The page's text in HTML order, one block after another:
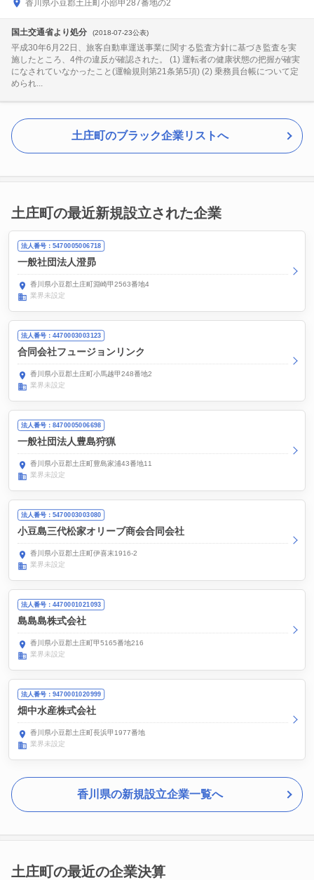
香川県小豆郡土庄町小部甲287番地の2
国土交通省より処分 (2018-07-23公表)
平成30年6月22日、旅客自動車運送事業に関する監査方針に基づき監査を実
施したところ、4件の違反が確認された。 (1) 運転者の健康状態の把握が確実
になされていなかったこと(運輸規則第21条第5項) (2) 乗務員台帳について定
められ...
土庄町のブラック企業リストへ
土庄町の最近新規設立された企業
法人番号：5470005006718
一般社団法人澄昴
香川県小豆郡土庄町淵崎甲2563番地4
業界未設定
法人番号：4470003003123
合同会社フュージョンリンク
香川県小豆郡土庄町小馬越甲248番地2
業界未設定
法人番号：8470005006698
一般社団法人豊島狩猟
香川県小豆郡土庄町豊島家浦43番地11
業界未設定
法人番号：5470003003080
小豆島三代松家オリーブ商会合同会社
香川県小豆郡土庄町伊喜末1916-2
業界未設定
法人番号：4470001021093
島島島株式会社
香川県小豆郡土庄町甲5165番地216
業界未設定
法人番号：9470001020999
畑中水産株式会社
香川県小豆郡土庄町長浜甲1977番地
業界未設定
香川県の新規設立企業一覧へ
土庄町の最近の企業決算